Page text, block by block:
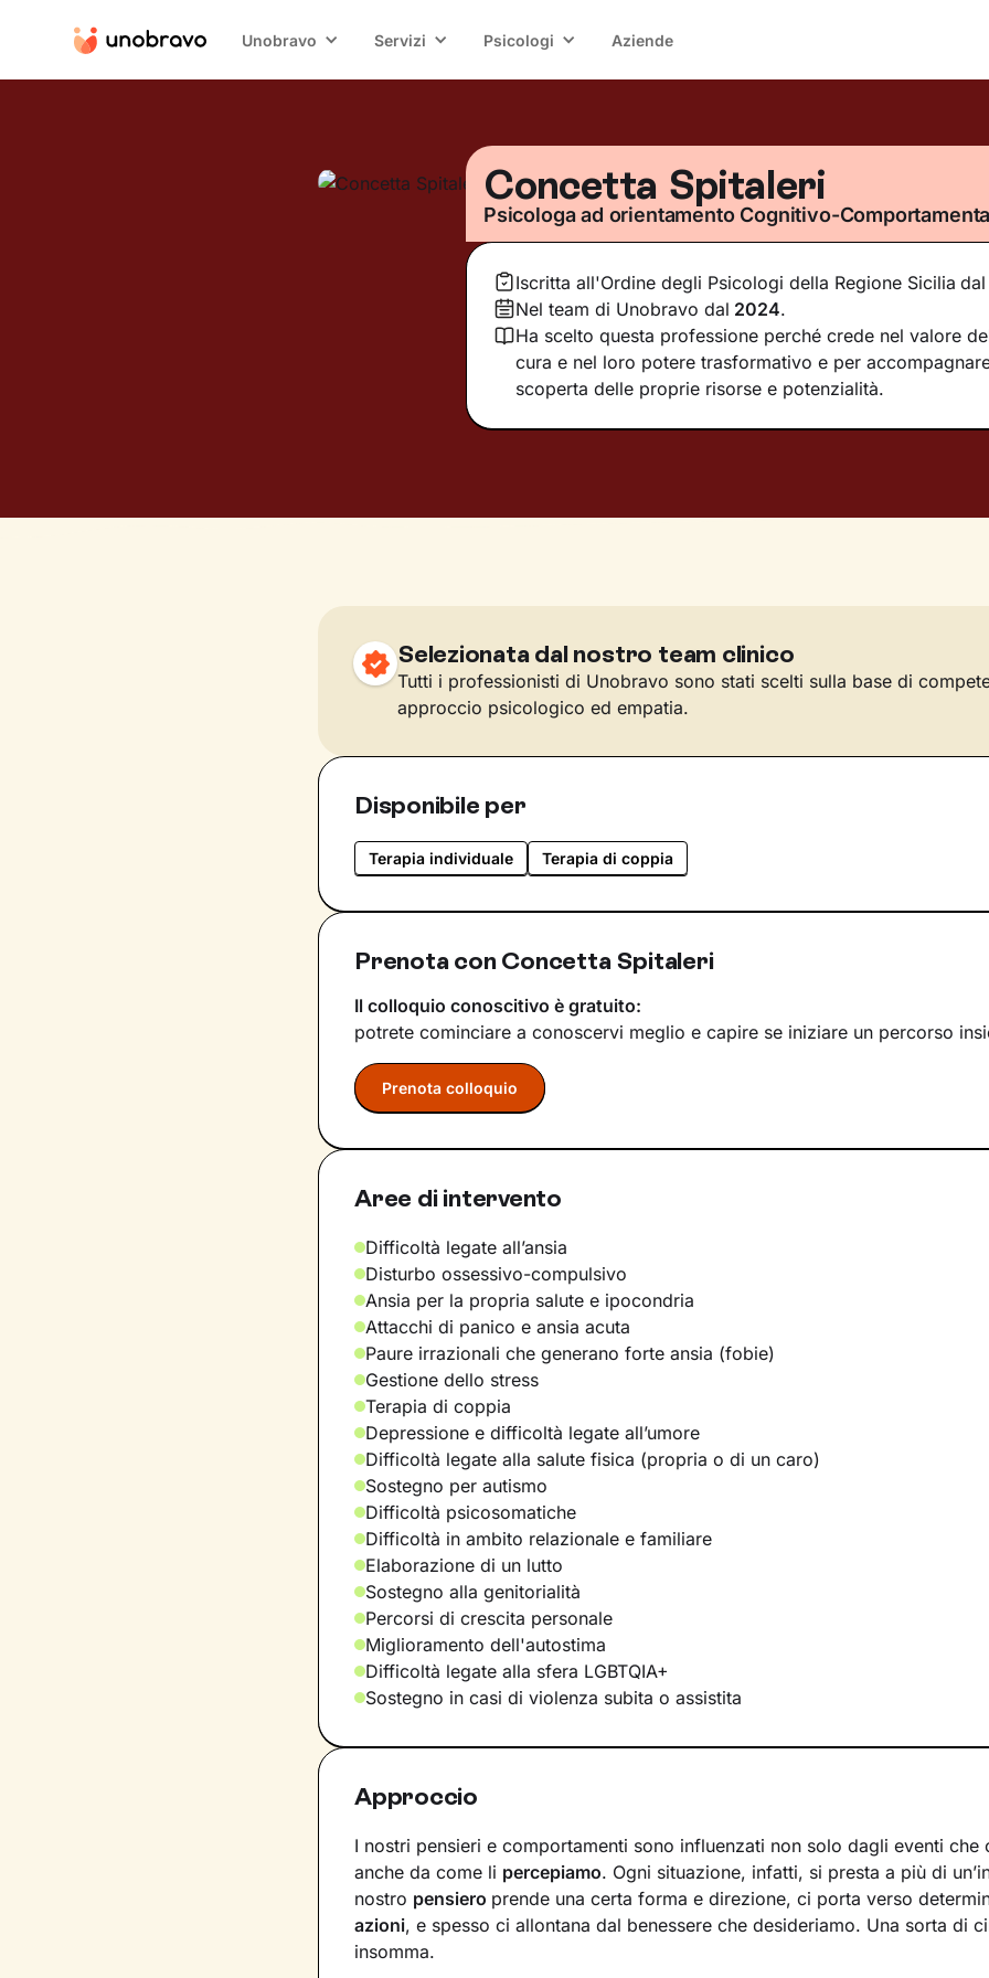
Unobravo Servizi Psicologi Aziende
Concetta Spitaleri
Psicologa ad orientamento Cognitivo-
Iscritta all'Ordine degli Psicologi della Regione Sicilia dal
Nel team di Unobravo dal 2024.
Ha scelto questa professione perché crede nel valore
cura e nel loro potere trasformativo e per
scoperta delle proprie risorse e potenzialità.
Selezionata dal nostro team clinico
Tutti i professionisti di Unobravo sono stati scelti sulla base di
approccio psicologico ed empatia.
Disponibile per
Terapia individuale Terapia di coppia
Prenota con Concetta Spitaleri
Il colloquio conoscitivo è gratuito:
potrete cominciare a conoscervi meglio e capire se iniziare un percorso
Prenota colloquio
Aree di intervento
Difficoltà legate all’ansia
Disturbo ossessivo-compulsivo
Ansia per la propria salute e ipocondria
Attacchi di panico e ansia acuta
Paure irrazionali che generano forte ansia (fobie)
Gestione dello stress
Terapia di coppia
Depressione e difficoltà legate all’umore
Difficoltà legate alla salute fisica (propria o di un caro)
Sostegno per autismo
Difficoltà psicosomatiche
Difficoltà in ambito relazionale e familiare
Elaborazione di un lutto
Sostegno alla genitorialità
Percorsi di crescita personale
Miglioramento dell'autostima
Difficoltà legate alla sfera LGBTQIA+
Sostegno in casi di violenza subita o assistita
Approccio
I nostri pensieri e comportamenti sono influenzati non solo dagli eventi che
anche da come li percepiamo. Ogni situazione, infatti, si presta a più di
nostro pensiero prende una certa forma e direzione, ci porta verso
azioni, e spesso ci allontana dal benessere che desideriamo. Una sorta di
insomma.